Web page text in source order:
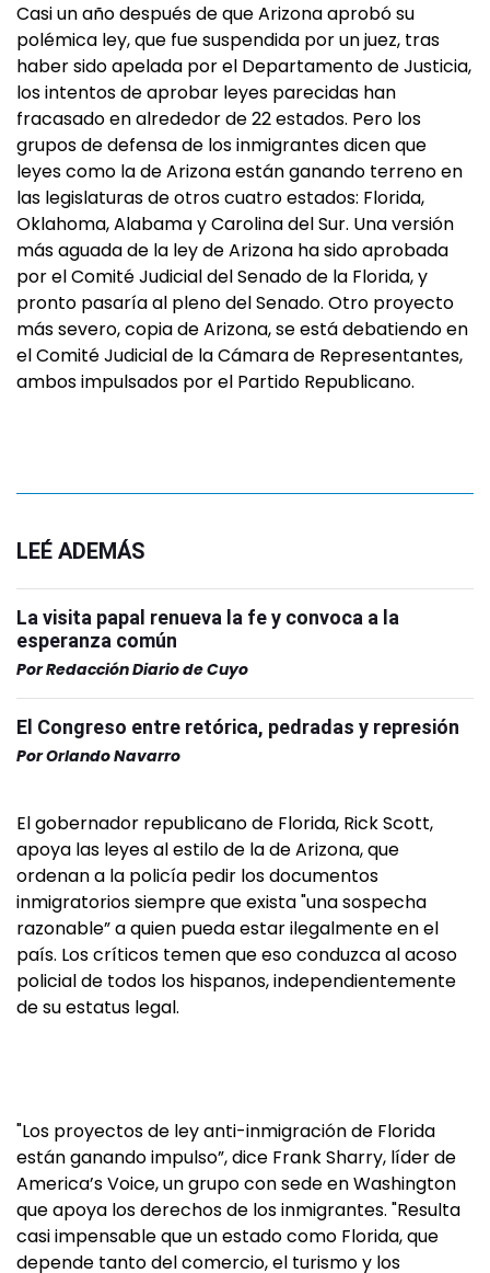
Casi un año después de que Arizona aprobó su
polémica ley, que fue suspendida por un juez, tras
haber sido apelada por el Departamento de Justicia,
los intentos de aprobar leyes parecidas han
fracasado en alrededor de 22 estados. Pero los
grupos de defensa de los inmigrantes dicen que
leyes como la de Arizona están ganando terreno en
las legislaturas de otros cuatro estados: Florida,
Oklahoma, Alabama y Carolina del Sur. Una versión
más aguada de la ley de Arizona ha sido aprobada
por el Comité Judicial del Senado de la Florida, y
pronto pasaría al pleno del Senado. Otro proyecto
más severo, copia de Arizona, se está debatiendo en
el Comité Judicial de la Cámara de Representantes,
ambos impulsados por el Partido Republicano.
LEÉ ADEMÁS
La visita papal renueva la fe y convoca a la
esperanza común
PorRedacción Diario de Cuyo
El Congreso entre retórica, pedradas y represión
PorOrlando Navarro
El gobernador republicano de Florida, Rick Scott,
apoya las leyes al estilo de la de Arizona, que
ordenan a la policía pedir los documentos
inmigratorios siempre que exista "una sospecha
razonable” a quien pueda estar ilegalmente en el
país. Los críticos temen que eso conduzca al acoso
policial de todos los hispanos, independientemente
de su estatus legal.
"Los proyectos de ley anti-inmigración de Florida
están ganando impulso”, dice Frank Sharry, líder de
America’s Voice, un grupo con sede en Washington
que apoya los derechos de los inmigrantes. "Resulta
casi impensable que un estado como Florida, que
depende tanto del comercio, el turismo y los